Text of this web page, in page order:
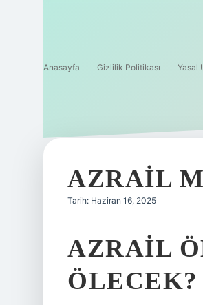
Anasayfa Gizlilik Politikası Yasal
AZRAIL
Tarih: Haziran 16, 2025
AZRAIL
ÖLECEK?